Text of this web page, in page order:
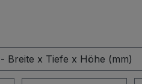
Breite x Tiefe x Höhe (mm)